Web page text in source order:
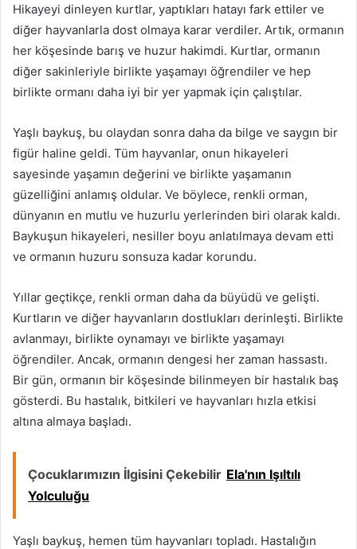
Hikayeyi dinleyen kurtlar, yaptıkları hatayı fark ettiler ve
diğer hayvanlarla dost olmaya karar verdiler. Artık, ormanın
her köşesinde barış ve huzur hakimdi. Kurtlar, ormanın
diğer sakinleriyle birlikte yaşamayı öğrendiler ve hep
birlikte ormanı daha iyi bir yer yapmak için çalıştılar.
Yaşlı baykuş, bu olaydan sonra daha da bilge ve saygın bir
figür haline geldi. Tüm hayvanlar, onun hikayeleri
sayesinde yaşamın değerini ve birlikte yaşamanın
güzelliğini anlamış oldular. Ve böylece, renkli orman,
dünyanın en mutlu ve huzurlu yerlerinden biri olarak kaldı.
Baykuşun hikayeleri, nesiller boyu anlatılmaya devam etti
ve ormanın huzuru sonsuza kadar korundu.
Yıllar geçtikçe, renkli orman daha da büyüdü ve gelişti.
Kurtların ve diğer hayvanların dostlukları derinleşti. Birlikte
avlanmayı, birlikte oynamayı ve birlikte yaşamayı
öğrendiler. Ancak, ormanın dengesi her zaman hassastı.
Bir gün, ormanın bir köşesinde bilinmeyen bir hastalık baş
gösterdi. Bu hastalık, bitkileri ve hayvanları hızla etkisi
altına almaya başladı.
Çocuklarımızın İlgisini Çekebilir Ela'nın Işıltılı
Yolculuğu
Yaşlı baykuş, hemen tüm hayvanları topladı. Hastalığın